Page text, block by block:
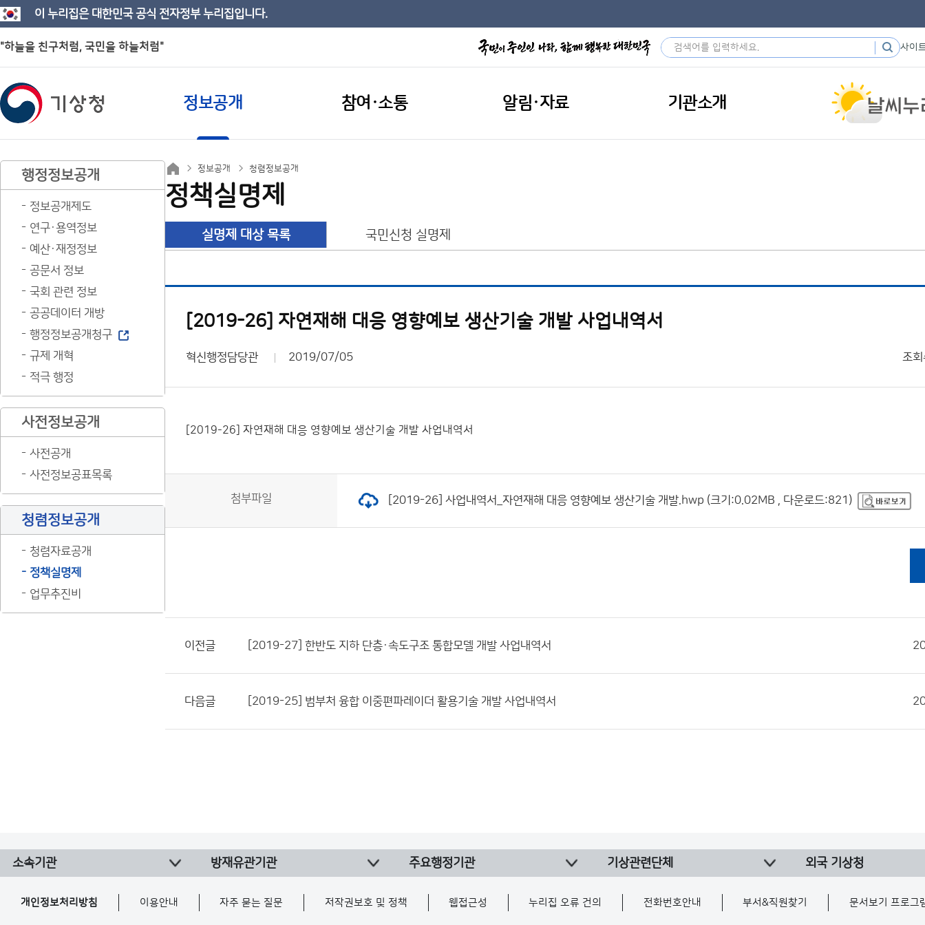
이 누리집은 대한민국 공식 전자정부 누리집입니다.
"하늘을 친구처럼, 국민을 하늘처럼" 사이
정보공개 참여·소통 알림·자료 기관소개
행정정보공개
정보공개제도
연구·용역정보
예산·재정정보
공문서 정보
국회 관련 정보
공공데이터 개방
행정정보공개청구
규제 개혁
적극 행정
사전정보공개
사전공개
사전정보공표목록
청렴정보공개
청렴자료공개
정책실명제
업무추진비
정보공개 청렴정보공개
정책실명제
실명제 대상 목록 국민신청 실명제
[2019-26] 자연재해 대응 영향예보 생산기술 개발 사업내역서
혁신행정담당관 2019/07/05 조회
[2019-26] 자연재해 대응 영향예보 생산기술 개발 사업내역서
첨부파일 [2019-26] 사업내역서_자연재해 대응 영향예보 생산기술 개발.hwp (크기:0.02MB , 다운로드:821)
이전글 [2019-27] 한반도 지하 단층·속도구조 통합모델 개발 사업내역서
다음글 [2019-25] 범부처 융합 이중편파레이더 활용기술 개발 사업내역서
소속기관 방재유관기관 주요행정기관 기상관련단체 외국 기상청
개인정보처리방침 이용안내 자주 묻는 질문 저작권보호 및 정책 웹접근성 누리집 오류 건의 전화번호안내 부서&직원찾기 문서보기 프로그